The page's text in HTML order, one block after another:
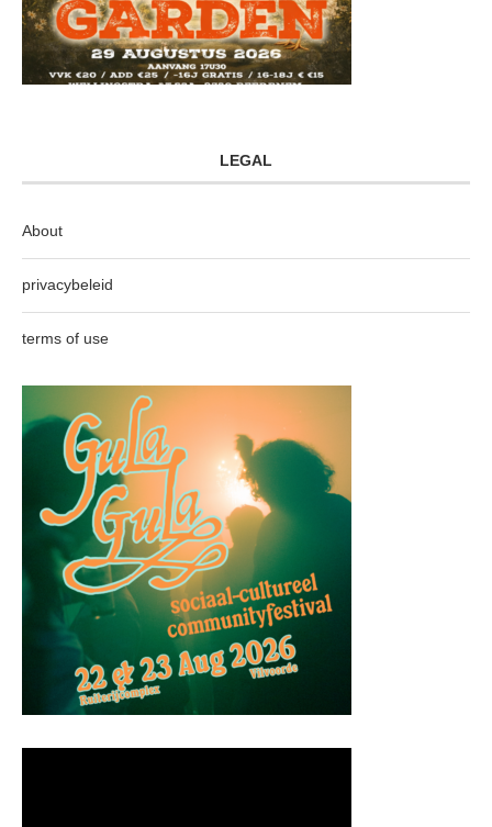
LEGAL
About
privacybeleid
terms of use